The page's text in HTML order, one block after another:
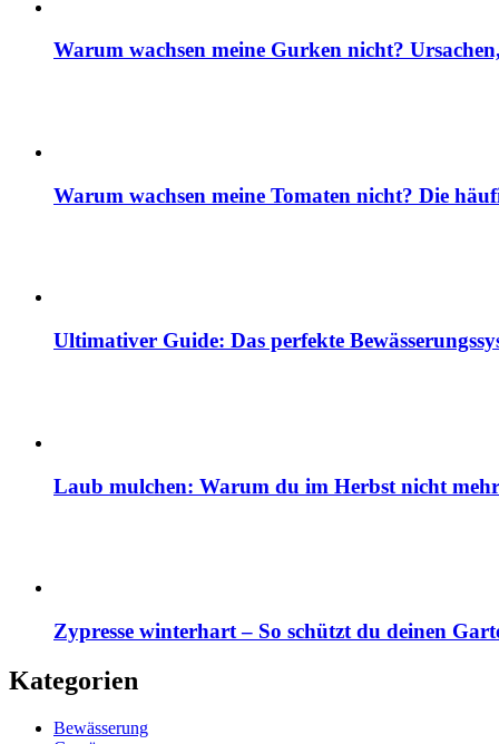
Warum wachsen meine Gurken nicht?
Warum wachsen meine Tomaten nicht? Die
Ultimativer Guide: Das perfekte
Laub mulchen: Warum du im Herbst nicht mehr
Zypresse winterhart – So schützt du deinen
Kategorien
Bewässerung